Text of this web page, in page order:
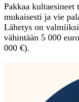
Pakkaa
mukaisesti ja vie
Lähetys on
vähintään 5 000
000 €).